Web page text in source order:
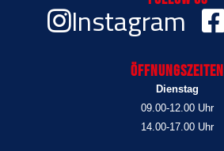
Instagram
Öffnungszeiten
Dienstag
09.00-12.00 Uhr
14.00-17.00 Uhr